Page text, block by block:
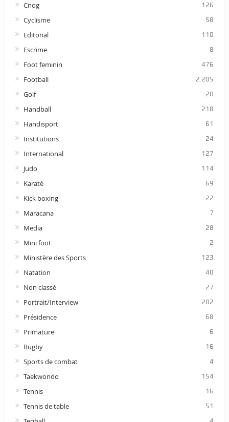
Cnog 126
Cyclisme 58
Editorial 110
Escrime 8
Foot feminin 476
Football 2 205
Golf 20
Handball 218
Handisport 61
Institutions 24
International 127
Judo 114
Karaté 69
Kick boxing 22
Maracana 7
Media 28
Mini foot 2
Ministère des Sports 123
Natation 40
Non classé 27
Portrait/Interview 202
Présidence 68
Primature 6
Rugby 16
Sports de combat 4
Taekwondo 154
Tennis 16
Tennis de table 51